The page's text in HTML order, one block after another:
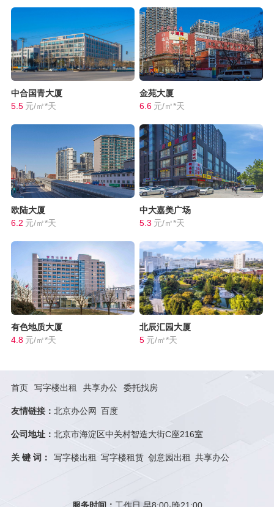
中合国青大厦
5.5 元/㎡*天
金苑大厦
6.6 元/㎡*天
欧陆大厦
6.2 元/㎡*天
中大嘉美广场
5.3 元/㎡*天
有色地质大厦
4.8 元/㎡*天
北辰汇园大厦
5 元/㎡*天
首页 写字楼出租 共享办公 委托找房
友情链接： 北京办公网 百度
公司地址： 北京市海淀区中关村智造大街C座216室
关 键 词： 写字楼出租 写字楼租赁 创意园出租 共享办公